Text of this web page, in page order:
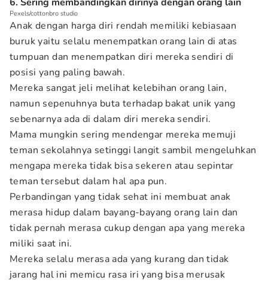
Pexels/cottonbro studio
Anak dengan harga diri rendah memiliki kebiasaan
buruk yaitu selalu menempatkan orang lain di atas
tumpuan dan menempatkan diri mereka sendiri di
posisi yang paling bawah.
Mereka sangat jeli melihat kelebihan orang lain,
namun sepenuhnya buta terhadap bakat unik yang
sebenarnya ada di dalam diri mereka sendiri.
Mama mungkin sering mendengar mereka memuji
teman sekolahnya setinggi langit sambil mengeluhkan
mengapa mereka tidak bisa sekeren atau sepintar
teman tersebut dalam hal apa pun.
Perbandingan yang tidak sehat ini membuat anak
merasa hidup dalam bayang-bayang orang lain dan
tidak pernah merasa cukup dengan apa yang mereka
miliki saat ini.
Mereka selalu merasa ada yang kurang dan tidak
jarang hal ini memicu rasa iri yang bisa merusak